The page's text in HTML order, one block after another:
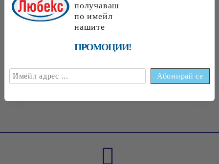
€175 3
€1.89 3.70 лв.
75 42
получаваш
по имейл
нашите
ПРОМОЦИИ!